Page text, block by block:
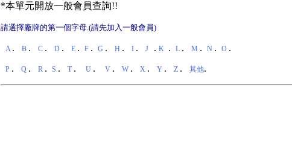
*本單元開放一般會員查詢!!
請選擇廠牌的第一個字母.(請先加入一般會員)
A . B . C . D . E . F . G . H . I . J . K . L . M . N . O .
P . Q . R . S . T . U . V . W . X . Y . Z . 其他.